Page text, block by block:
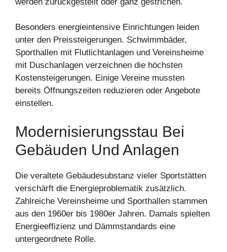
Besonders energieintensive Einrichtungen leiden
unter den Preissteigerungen. Schwimmbäder,
Sporthallen mit Flutlichtanlagen und Vereinsheime
mit Duschanlagen verzeichnen die höchsten
Kostensteigerungen. Einige Vereine mussten
bereits Öffnungszeiten reduzieren oder Angebote
einstellen.
Modernisierungsstau Bei
Gebäuden Und Anlagen
Die veraltete Gebäudesubstanz vieler Sportstätten
verschärft die Energieproblematik zusätzlich.
Zahlreiche Vereinsheime und Sporthallen stammen
aus den 1960er bis 1980er Jahren. Damals spielten
Energieeffizienz und Dämmstandards eine
untergeordnete Rolle.